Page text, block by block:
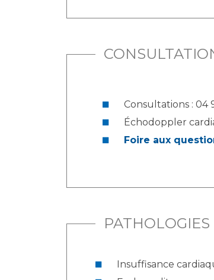
Consultations : 04
Échodoppler
Foire aux
PATHOLOGIES
Insuffisance